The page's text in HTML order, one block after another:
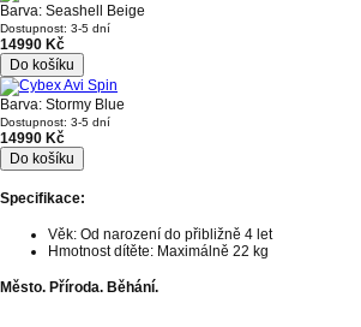
Barva: Seashell Beige
Dostupnost: 3-5 dní
14990 Kč
Do košíku
Barva: Stormy Blue
Dostupnost: 3-5 dní
14990 Kč
Do košíku
Specifikace:
Věk: Od narození do přibližně 4 let
Hmotnost dítěte: Maximálně 22 kg
Město. Příroda. Běhání.